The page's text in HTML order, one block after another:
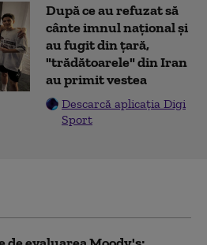
După ce au refuzat să
cânte imnul naţional şi
au fugit din ţară,
"trădătoarele" din Iran
au primit vestea
Descarcă aplicația Digi
Sport